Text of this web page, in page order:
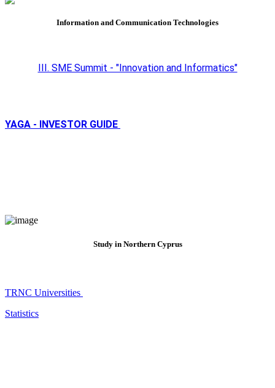
Information and Communication Technologies
III. SME Summit - "Innovation and Informatics"
YAGA - INVESTOR GUIDE
Study in Northern Cyprus
TRNC Universities
Statistics